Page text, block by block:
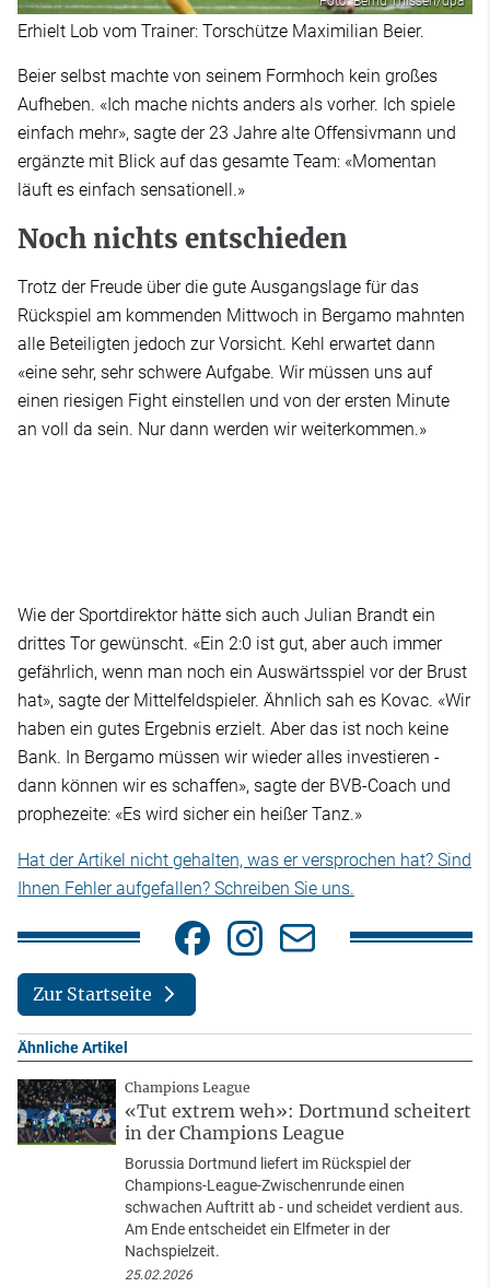
Erhielt Lob vom Trainer: Torschütze Maximilian Beier.
Beier selbst machte von seinem Formhoch kein großes
Aufheben. «Ich mache nichts anders als vorher. Ich spiele
einfach mehr», sagte der 23 Jahre alte Offensivmann und
ergänzte mit Blick auf das gesamte Team: «Momentan
läuft es einfach sensationell.»
Noch nichts entschieden
Trotz der Freude über die gute Ausgangslage für das
Rückspiel am kommenden Mittwoch in Bergamo mahnten
alle Beteiligten jedoch zur Vorsicht. Kehl erwartet dann
«eine sehr, sehr schwere Aufgabe. Wir müssen uns auf
einen riesigen Fight einstellen und von der ersten Minute
an voll da sein. Nur dann werden wir weiterkommen.»
Wie der Sportdirektor hätte sich auch Julian Brandt ein
drittes Tor gewünscht. «Ein 2:0 ist gut, aber auch immer
gefährlich, wenn man noch ein Auswärtsspiel vor der Brust
hat», sagte der Mittelfeldspieler. Ähnlich sah es Kovac. «Wir
haben ein gutes Ergebnis erzielt. Aber das ist noch keine
Bank. In Bergamo müssen wir wieder alles investieren -
dann können wir es schaffen», sagte der BVB-Coach und
prophezeite: «Es wird sicher ein heißer Tanz.»
Hat der Artikel nicht gehalten, was er versprochen hat? Sind
Ihnen Fehler aufgefallen? Schreiben Sie uns.
Zur Startseite
Ähnliche Artikel
Champions League
«Tut extrem weh»: Dortmund scheitert
in der Champions League
Borussia Dortmund liefert im Rückspiel der
Champions-League-Zwischenrunde einen
schwachen Auftritt ab - und scheidet verdient aus.
Am Ende entscheidet ein Elfmeter in der
Nachspielzeit.
25.02.2026